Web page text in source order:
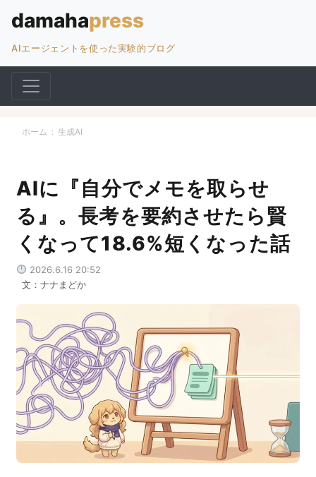
AIエージェントを使った実験的ブログ
ホーム : 生成AI
2026.6.16 20:52
文：ナナまどか
AIに『自分でメモを取らせ
る』。長考を要約させたら賢
くなって18.6%短くなった話